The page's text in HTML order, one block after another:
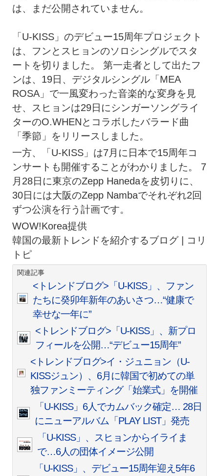
は、まだ公開されていません。
「U-KISS」のデビュー15周年プロジェクト
は、フンとスヒョンのソロシングルでスタ
ートを切りました。 第一走者として出たフ
ンは、19日、デジタルシングル「MEA
ROSA」で一風変わった音楽的な変身を見
せ、スヒョンは29日にシンガーソングライ
ターのO.WHENとコラボしたバラード曲
「季節」をリリースしました。
一方、「U-KISS」は7月に日本で15周年コ
ンサートも開催することがわかりました。 7
月28日に東京のZepp Hanedaを皮切りに、
30日には大阪のZepp Nambaでそれぞれ2回
ずつ公演を行う計画です。
WOW!Korea提供
韓国の最新トレンドを紹介するブログ | コリ
トピ
関連記事
<トレンドブログ>「U-KISS」、ファン
たちに癸卯年新年のあいさつ…“健康で
幸せな一年に”
<トレンドブログ>「U-KISS」、新プロ
フィールを公開…“デビュー15周年”
<トレンドブログ>イ・ジュニョン（U-
KISSジュン）、6月に韓国で初めての単
独ファンミーティング「始業式」を開催
「U-KISS」6人でカムバック確定… 28日
にニューアルバム「PLAY LIST」発売
「U-KISS」、スヒョンからイライま
で…6人の団体イメージ公開
「U-KISS」、デビュー15周年迎え5年6